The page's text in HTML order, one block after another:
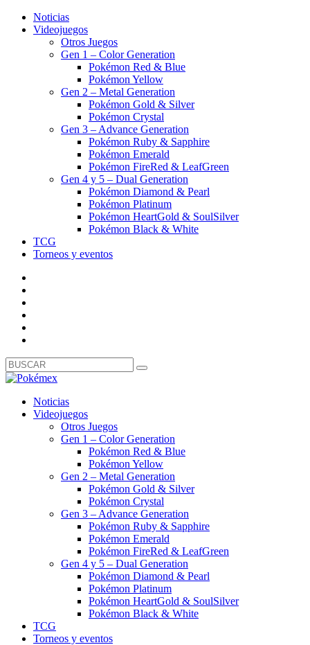
Noticias
Videojuegos
Otros Juegos
Gen 1 – Color Generation
Pokémon Red & Blue
Pokémon Yellow
Gen 2 – Metal Generation
Pokémon Gold & Silver
Pokémon Crystal
Gen 3 – Advance Generation
Pokémon Ruby & Sapphire
Pokémon Emerald
Pokémon FireRed & LeafGreen
Gen 4 y 5 – Dual Generation
Pokémon Diamond & Pearl
Pokémon Platinum
Pokémon HeartGold & SoulSilver
Pokémon Black & White
TCG
Torneos y eventos
Noticias
Videojuegos
Otros Juegos
Gen 1 – Color Generation
Pokémon Red & Blue
Pokémon Yellow
Gen 2 – Metal Generation
Pokémon Gold & Silver
Pokémon Crystal
Gen 3 – Advance Generation
Pokémon Ruby & Sapphire
Pokémon Emerald
Pokémon FireRed & LeafGreen
Gen 4 y 5 – Dual Generation
Pokémon Diamond & Pearl
Pokémon Platinum
Pokémon HeartGold & SoulSilver
Pokémon Black & White
TCG
Torneos y eventos